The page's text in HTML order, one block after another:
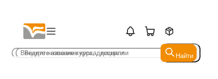
Найти
Найти